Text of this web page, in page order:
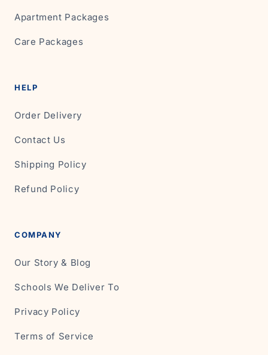
Apartment Packages
Care Packages
HELP
Order Delivery
Contact Us
Shipping Policy
Refund Policy
COMPANY
Our Story & Blog
Schools We Deliver To
Privacy Policy
Terms of Service